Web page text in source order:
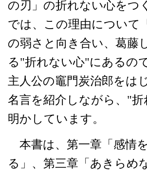
の刃」の折れない心をつ
では、この理由について
の弱さと向き合い、葛藤
る"折れない心"にあるの
主人公の竈門炭治郎をは
名言を紹介しながら、"
明かしています。
本書は、第一章「感情
る」、第三章「あきらめ